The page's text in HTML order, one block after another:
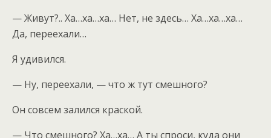
— Живут?.. Ха…ха…ха… Нет, не здесь… Ха…ха…ха…
Да, переехали…
Я удивился.
— Ну, переехали, — что ж тут смешного?
Он совсем залился краской.
— Что смешного? Ха…ха… А ты спроси, куда они